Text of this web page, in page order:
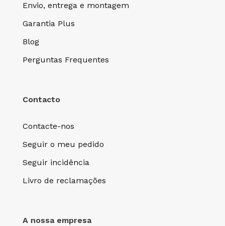
Envio, entrega e montagem
Garantia Plus
Blog
Perguntas Frequentes
Contacto
Contacte-nos
Seguir o meu pedido
Seguir incidência
Livro de reclamações
A nossa empresa